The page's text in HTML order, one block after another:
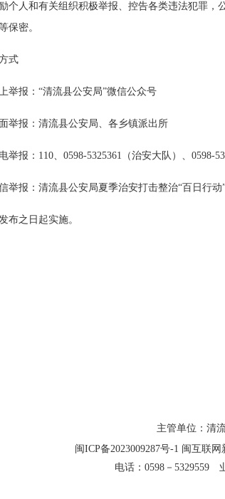
励个人和有关组织积极举报、控告各类违法犯罪
保密。
式
举报：“清流县公安局”微信公众号
面举报：清流县公安局、各乡镇派出所
举报：110、0598-5325361（治安大队）、0598-
举报：清流县公安局夏季治安打击整治“百日行动
布之日起实施。
主管单位：清
闽ICP备2023009287号-1 闽互联网
电话：0598－5329559